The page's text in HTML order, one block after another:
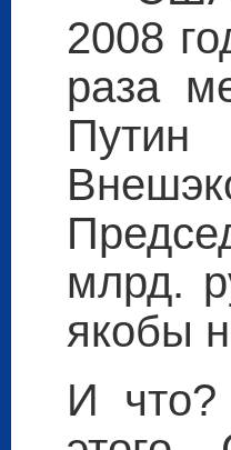
2008
раза
млрд.
якобы
И